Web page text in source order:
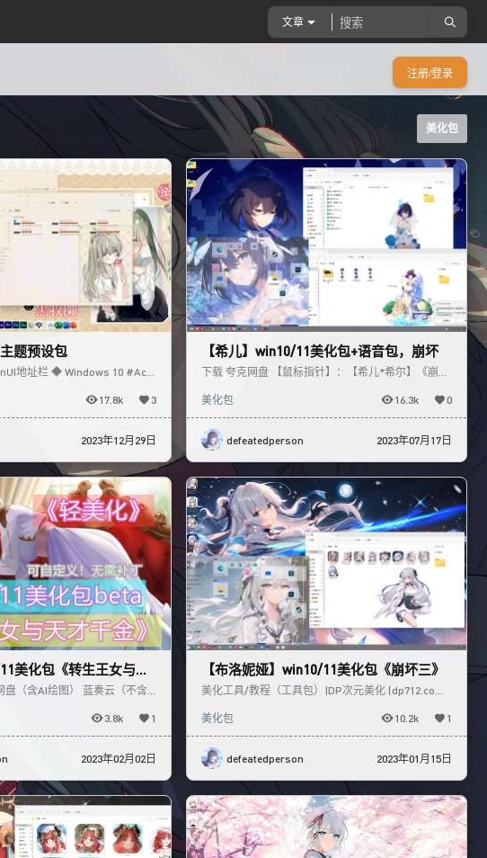
文章
注册/登录
美化包
题预设包
地址栏 ◆ Windows 10 #Acry
17.8k 3
2023年12月29日
【希儿】win10/11美化包+语音包，崩坏
下载 夸克网盘 【鼠标指针】：【希儿*希尔】《崩
美化包
16.3k 0
defeatedperson 2023年07月17日
美化包《转生王女与天
》
盘（含AI绘图） 蓝奏云（不含ai
3.8k 1
2023年02月02日
【布洛妮娅】win10/11美化包《崩坏三》
美化工具/教程（工具包）|DP次元美化 (dp712.com)
美化包
10.2k 1
defeatedperson 2023年01月15日